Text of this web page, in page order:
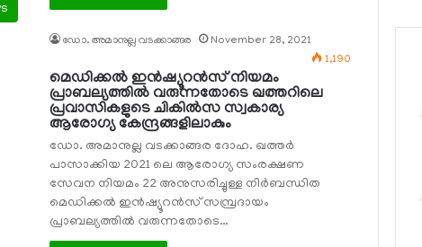
ഡോ. അമാനുല്ല വടക്കാങ്ങര
November 28, 2021
1,190
മെഡിക്കല്‍ ഇന്‍ഷ്യൂറന്‍സ് നിയമം
പ്രാബല്യത്തില്‍ വരുന്നതോടെ ഖത്തറിലെ
പ്രവാസികളുടെ ചികില്‍സ സ്വകാര്യ
ആരോഗ്യ കേന്ദ്രങ്ങളിലാകും
ഡോ. അമാനുല്ല വടക്കാങ്ങര ദോഹ. ഖത്തര്‍
പാസാക്കിയ 2021 ലെ ആരോഗ്യ സംരക്ഷണ
സേവന നിയമം 22 അനുസരിച്ചുള്ള നിര്‍ബന്ധിത
മെഡിക്കല്‍ ഇന്‍ഷ്യൂറന്‍സ് സമ്പ്രദായം
പ്രാബല്യത്തില്‍ വരുന്നതോടെ…